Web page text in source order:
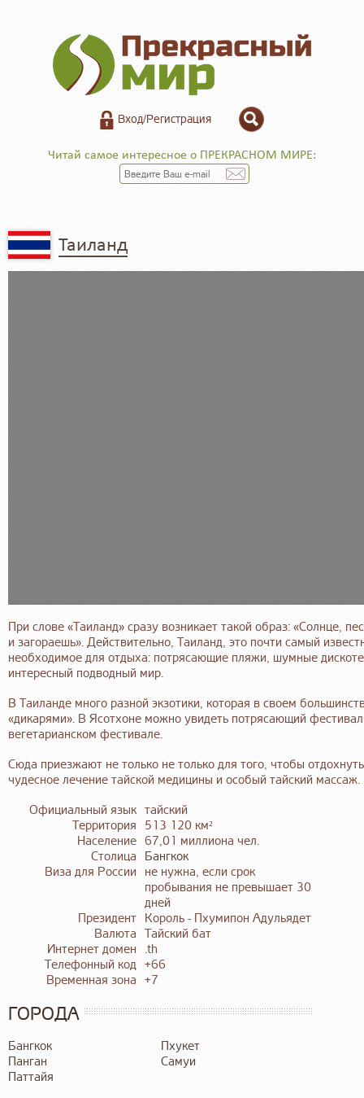
Вход/Регистрация
Читай самое интересное о ПРЕКРАСНОМ МИРЕ:
Таиланд
При слове «Таиланд» сразу возникает такой образ: «Солнце,
и загораешь». Действительно, Таиланд, это почти самый
необходимое для отдыха: потрясающие пляжи, шумные
интересный подводный мир.
В Таиланде много разной экзотики, которая в своем
«дикарями». В Ясотхоне можно увидеть потрясающий
вегетарианском фестивале.
Сюда приезжают не только не только для того, чтобы
чудесное лечение тайской медицины и особый тайский массаж.
Официальный язык тайский
Территория
513 120 км²
Население 67,01 миллиона чел.
Столица
Бангкок
Виза для России не нужна, если срок
пробывания не превышает 30
дней
Президент Король - Пхумипон Адульядет
Валюта Тайский бат
Интернет домен
.th
Телефонный код +66
Временная зона +7
ГОРОДА
Бангкок
Панган
Паттайя
Пхукет
Самуи